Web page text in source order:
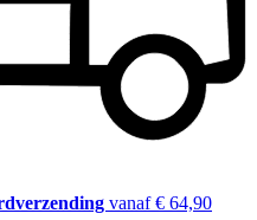
vanaf € 64,90